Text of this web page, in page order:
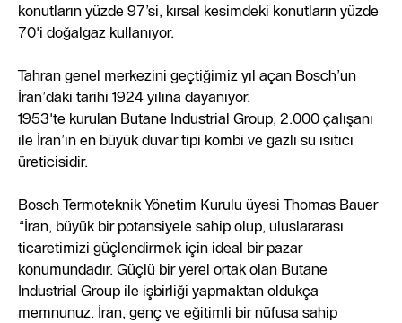
konutların yüzde 97’si, kırsal kesimdeki konutların yüzde
70'i doğalgaz kullanıyor.
Tahran genel merkezini geçtiğimiz yıl açan Bosch’un
İran’daki tarihi 1924 yılına dayanıyor.
1953'te kurulan Butane Industrial Group, 2.000 çalışanı
ile İran’ın en büyük duvar tipi kombi ve gazlı su ısıtıcı
üreticisidir.
Bosch Termoteknik Yönetim Kurulu üyesi Thomas Bauer
“İran, büyük bir potansiyele sahip olup, uluslararası
ticaretimizi güçlendirmek için ideal bir pazar
konumundadır. Güçlü bir yerel ortak olan Butane
Industrial Group ile işbirliği yapmaktan oldukça
memnunuz. İran, genç ve eğitimli bir nüfusa sahip